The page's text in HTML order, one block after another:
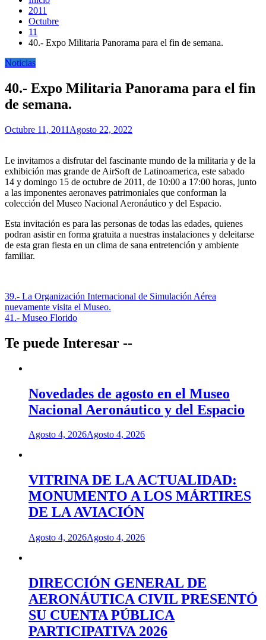
2011
Octubre
11
40.- Expo Militaria Panorama para el fin de semana.
Noticias
40.- Expo Militaria Panorama para el fin
de semana.
Octubre 11, 2011 Agosto 22, 2022
Le invitamos a disfrutar del fascinante mundo de la militaria y de la
exhibición mas grande de AirSoft de Latinoamerica, este sabado
14 y domingo 15 de octubre de 2011, de 10:00 a 17:00 horas, junto
a las imponentes aeronaves patrimoniales que conforman la
colección del Museo Nacional Aeronáutico y del Espacio.
Esta invitación es para las personas de todas las edades, quienes
podran asistir en forma gratuita a nuestras instalaciones y deleitarse
de esta gran fiesta en un clima de sana entretención y ambiente
familiar.
Navegación
de
39.- La Organización Internacional de Simulación Aérea
nuevamente visita el Museo.
41.- Museo Florido
Te puede Interesar --
Novedades de agosto en el Museo
Nacional Aeronáutico y del Espacio
Agosto 4, 2026Agosto 4, 2026
VITRINA DE LA ACTUALIDAD:
MONUMENTO A LOS MÁRTIRES
DE LA AVIACIÓN
Agosto 4, 2026Agosto 4, 2026
DIRECCIÓN GENERAL DE
AERONÁUTICA CIVIL PRESENTÓ
SU CUENTA PÚBLICA
PARTICIPATIVA 2026